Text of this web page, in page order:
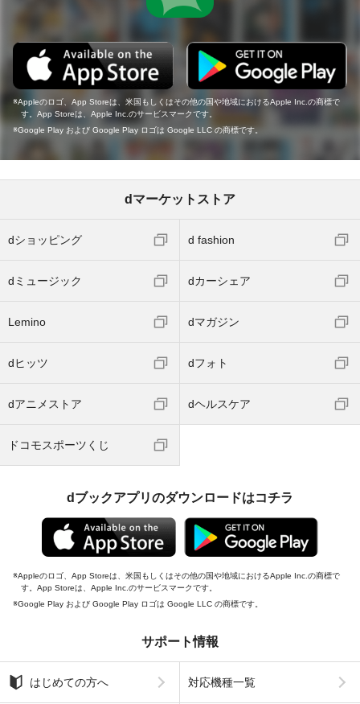
Appleのロゴ、App Storeは、米国もしくはその他の国や地域におけるApple Inc.の商標で
す。App Storeは、Apple Inc.のサービスマークです。
Google Play および Google Play ロゴは Google LLC の商標です。
dマーケットストア
dショッピング d fashion
dミュージック dカーシェア
Lemino dマガジン
dヒッツ dフォト
dアニメストア dヘルスケア
ドコモスポーツくじ
dブックアプリのダウンロードはコチラ
Appleのロゴ、App Storeは、米国もしくはその他の国や地域におけるApple Inc.の商標で
す。App Storeは、Apple Inc.のサービスマークです。
Google Play および Google Play ロゴは Google LLC の商標です。
サポート情報
はじめての方へ 対応機種一覧